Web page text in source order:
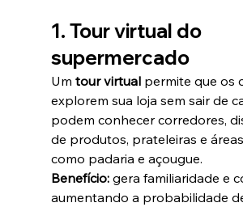
1. Tour virtual do
supermercado
Um tour virtual permite que os
explorem sua loja sem sair de
podem conhecer corredores,
de produtos, prateleiras e
como padaria e açougue.
Benefício: gera familiaridade e
aumentando a probabilidade